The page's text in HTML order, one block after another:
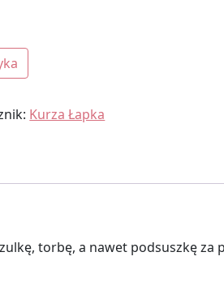
z postaciami z Kurzej Łapki
Kurza Łapka
torbę, a nawet podsuszkę za